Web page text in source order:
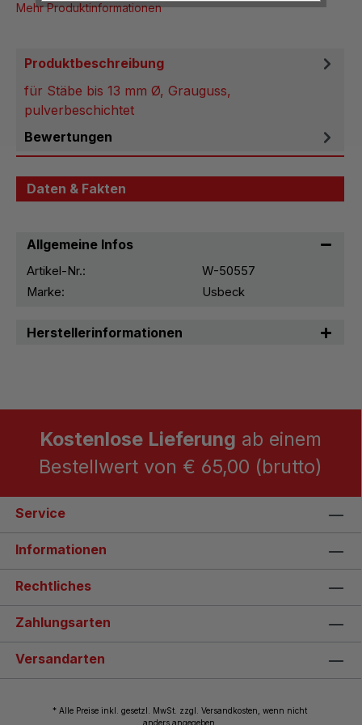
Mehr Produktinformationen
Produktbeschreibung
für Stäbe bis 13 mm Ø, Grauguss,
pulverbeschichtet
Bewertungen
Daten & Fakten
Allgemeine Infos
Artikel-Nr.:
W-50557
Marke:
Usbeck
Herstellerinformationen
Kostenlose Lieferung ab einem
Bestellwert von € 65,00 (brutto)
Service
Informationen
Rechtliches
Zahlungsarten
Versandarten
* Alle Preise inkl. gesetzl. MwSt. zzgl. Versandkosten, wenn nicht
anders angegeben.